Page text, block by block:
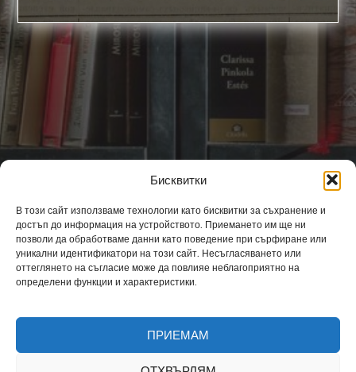
Бисквитки
В този сайт използваме технологии като бисквитки за съхранение и
достъп до информация на устройството. Приемането им ще ни
позволи да обработваме данни като поведение при сърфиране или
уникални идентификатори на този сайт. Несъгласяването или
оттеглянето на съгласие може да повлияе неблагоприятно на
определени функции и характеристики.
ПРИЕМАМ
Част 3 (1919-1944)
Част 4 (1944-1989)
За автора